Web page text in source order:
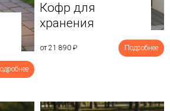
Кофр для
хранения
от 21 890 ₽ Подробнее